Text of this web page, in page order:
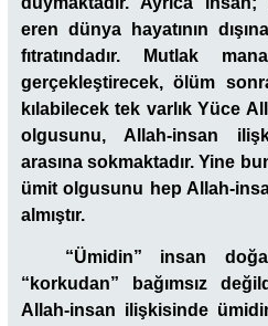
eren dünya hayatının
fıtratındadır. Mutlak
gerçekleştirecek, ölüm
kılabilecek tek varlık Yüce
olgusunu, Allah-insan
arasına sokmaktadır. Yine
ümit olgusunu hep Allah-
almıştır.
“Ümidin” insan
“korkudan”
bağımsız
Allah-insan ilişkisinde